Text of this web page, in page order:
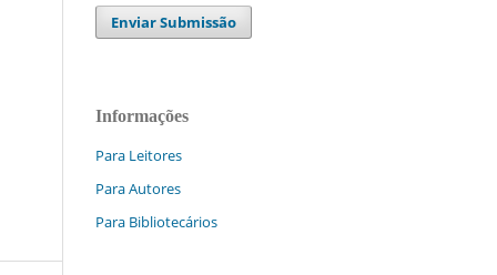
Enviar Submissão
Informações
Para Leitores
Para Autores
Para Bibliotecários